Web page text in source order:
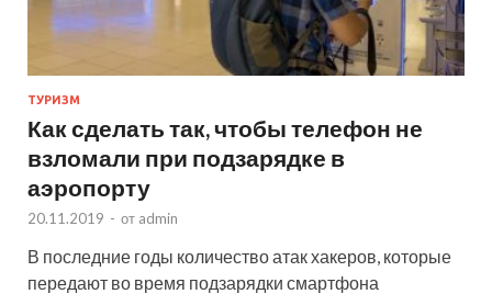
ТУРИЗМ
Как сделать так, чтобы телефон не
взломали при подзарядке в
аэропорту
20.11.2019 - от admin
В последние годы количество атак хакеров, которые
передают во время подзарядки смартфона